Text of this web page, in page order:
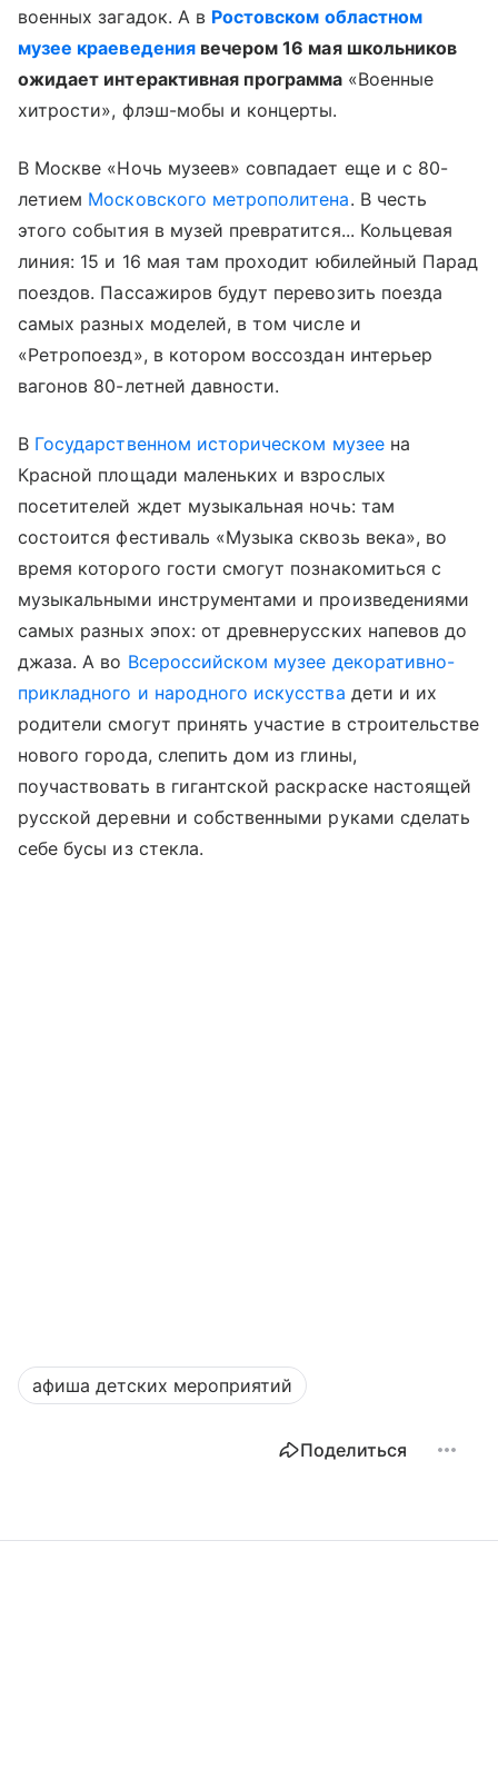
военных загадок. А в Ростовском областном
музее краеведениявечером 16 мая школьников
ожидает интерактивная программа «Военные
хитрости», флэш-мобы и концерты.
В Москве «Ночь музеев» совпадает еще и с 80-
летием Московского метрополитена. В честь
этого события в музей превратится... Кольцевая
линия: 15 и 16 мая там проходит юбилейный Парад
поездов. Пассажиров будут перевозить поезда
самых разных моделей, в том числе и
«Ретропоезд», в котором воссоздан интерьер
вагонов 80-летней давности.
В Государственном историческом музеена
Красной площади маленьких и взрослых
посетителей ждет музыкальная ночь: там
состоится фестиваль «Музыка сквозь века», во
время которого гости смогут познакомиться с
музыкальными инструментами и произведениями
самых разных эпох: от древнерусских напевов до
джаза. А во Всероссийском музее декоративно-
прикладного и народного искусства дети и их
родители смогут принять участие в строительстве
нового города, слепить дом из глины,
поучаствовать в гигантской раскраске настоящей
русской деревни и собственными руками сделать
себе бусы из стекла.
афиша детских мероприятий
Поделиться